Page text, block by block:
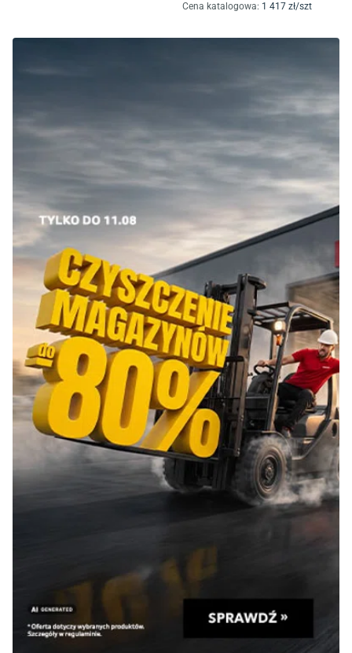
Cena katalogowa: 1 417 zł/szt